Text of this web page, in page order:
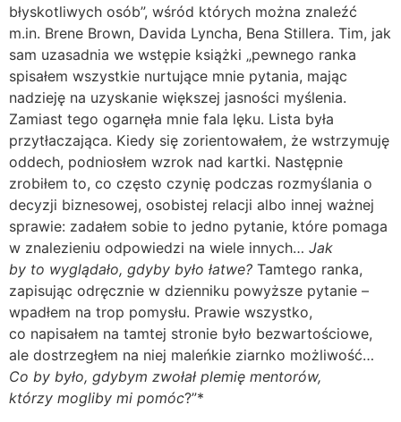
błyskotliwych osób”, wśród których można znaleźć
m.in. Brene Brown, Davida Lyncha, Bena Stillera. Tim, jak
sam uzasadnia we wstępie książki „pewnego ranka
spisałem wszystkie nurtujące mnie pytania, mając
nadzieję na uzyskanie większej jasności myślenia.
Zamiast tego ogarnęła mnie fala lęku. Lista była
przytłaczająca. Kiedy się zorientowałem, że wstrzymuję
oddech, podniosłem wzrok nad kartki. Następnie
zrobiłem to, co często czynię podczas rozmyślania o
decyzji biznesowej, osobistej relacji albo innej ważnej
sprawie: zadałem sobie to jedno pytanie, które pomaga
w znalezieniu odpowiedzi na wiele innych… Jak
by to wyglądało, gdyby było łatwe? Tamtego ranka,
zapisując odręcznie w dzienniku powyższe pytanie –
wpadłem na trop pomysłu. Prawie wszystko,
co napisałem na tamtej stronie było bezwartościowe,
ale dostrzegłem na niej maleńkie ziarnko możliwość…
Co by było, gdybym zwołał plemię mentorów,
którzy mogliby mi pomóc?”*